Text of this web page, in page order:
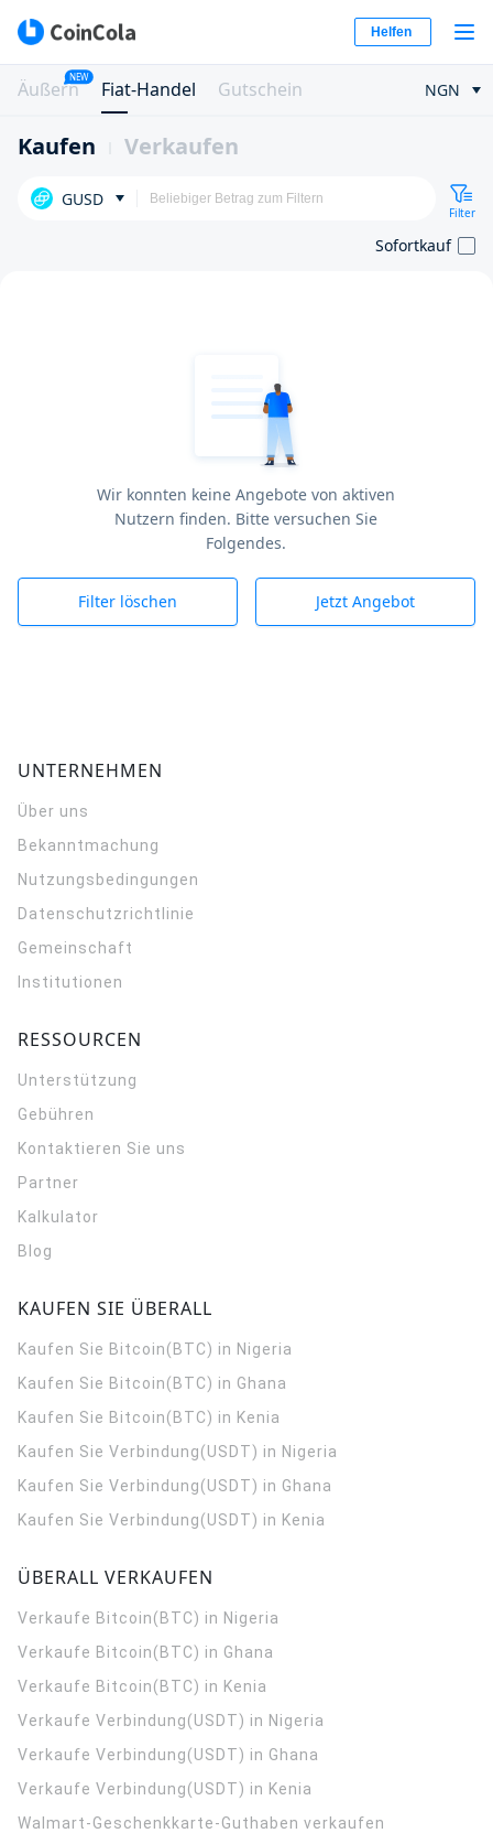
Helfen
Äußern
NEW
Fiat-Handel Gutschein NGN
Kaufen Verkaufen
GUSD
Filter
Sofortkauf
Wir konnten keine Angebote von aktiven
Nutzern finden. Bitte versuchen Sie
Folgendes.
Filter löschen Jetzt Angebot
UNTERNEHMEN
Über uns
Bekanntmachung
Nutzungsbedingungen
Datenschutzrichtlinie
Gemeinschaft
Institutionen
RESSOURCEN
Unterstützung
Gebühren
Kontaktieren Sie uns
Partner
Kalkulator
Blog
KAUFEN SIE ÜBERALL
Kaufen Sie Bitcoin(BTC) in Nigeria
Kaufen Sie Bitcoin(BTC) in Ghana
Kaufen Sie Bitcoin(BTC) in Kenia
Kaufen Sie Verbindung(USDT) in Nigeria
Kaufen Sie Verbindung(USDT) in Ghana
Kaufen Sie Verbindung(USDT) in Kenia
ÜBERALL VERKAUFEN
Verkaufe Bitcoin(BTC) in Nigeria
Verkaufe Bitcoin(BTC) in Ghana
Verkaufe Bitcoin(BTC) in Kenia
Verkaufe Verbindung(USDT) in Nigeria
Verkaufe Verbindung(USDT) in Ghana
Verkaufe Verbindung(USDT) in Kenia
Walmart-Geschenkkarte-Guthaben verkaufen